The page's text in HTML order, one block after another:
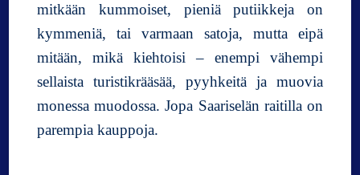
mitkään kummoiset, pieniä putiikkeja on
kymmeniä, tai varmaan satoja, mutta eipä
mitään, mikä kiehtoisi – enempi vähempi
sellaista turistikrääsää, pyyhkeitä ja muovia
monessa muodossa. Jopa Saariselän raitilla on
parempia kauppoja.